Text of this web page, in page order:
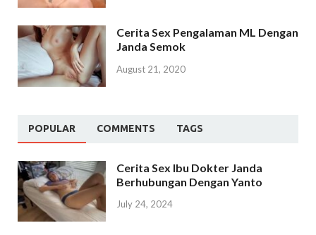
Cerita Sex Pengalaman ML Dengan
Janda Semok
August 21, 2020
POPULAR COMMENTS TAGS
Cerita Sex Ibu Dokter Janda
Berhubungan Dengan Yanto
July 24, 2024